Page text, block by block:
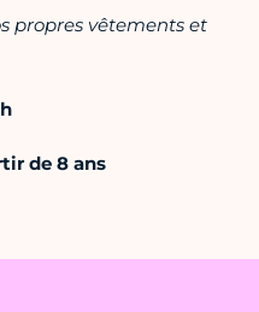
propres vêtements et
de 8 ans